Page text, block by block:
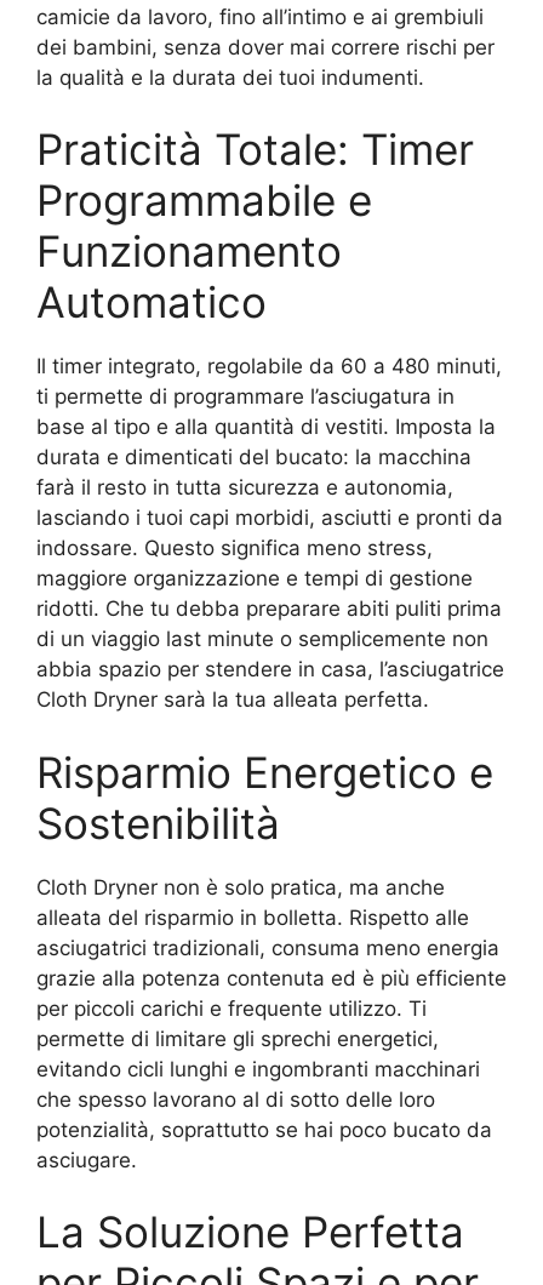
camicie da lavoro, fino all’intimo e ai grembiuli
dei bambini, senza dover mai correre rischi per
la qualità e la durata dei tuoi indumenti.
Praticità Totale: Timer
Programmabile e
Funzionamento
Automatico
Il timer integrato, regolabile da 60 a 480 minuti,
ti permette di programmare l’asciugatura in
base al tipo e alla quantità di vestiti. Imposta la
durata e dimenticati del bucato: la macchina
farà il resto in tutta sicurezza e autonomia,
lasciando i tuoi capi morbidi, asciutti e pronti da
indossare. Questo significa meno stress,
maggiore organizzazione e tempi di gestione
ridotti. Che tu debba preparare abiti puliti prima
di un viaggio last minute o semplicemente non
abbia spazio per stendere in casa, l’asciugatrice
Cloth Dryner sarà la tua alleata perfetta.
Risparmio Energetico e
Sostenibilità
Cloth Dryner non è solo pratica, ma anche
alleata del risparmio in bolletta. Rispetto alle
asciugatrici tradizionali, consuma meno energia
grazie alla potenza contenuta ed è più efficiente
per piccoli carichi e frequente utilizzo. Ti
permette di limitare gli sprechi energetici,
evitando cicli lunghi e ingombranti macchinari
che spesso lavorano al di sotto delle loro
potenzialità, soprattutto se hai poco bucato da
asciugare.
La Soluzione Perfetta